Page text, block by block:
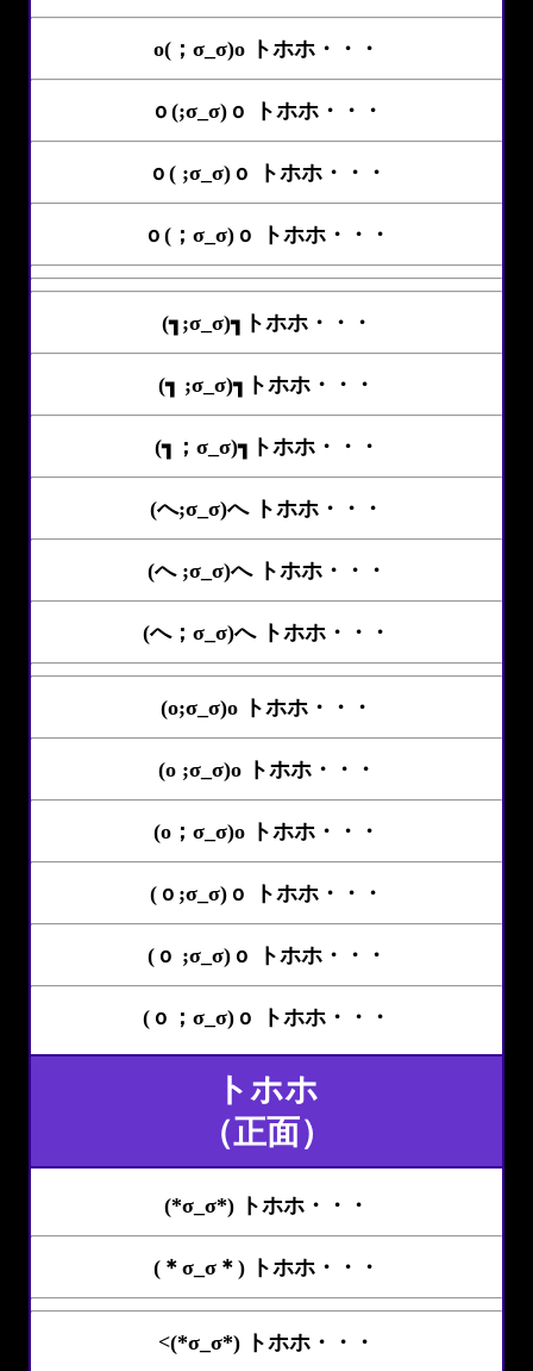
o(；σ_σ)o トホホ・・・
ｏ(;σ_σ)ｏ トホホ・・・
ｏ( ;σ_σ)ｏ トホホ・・・
ｏ(；σ_σ)ｏ トホホ・・・
(┓;σ_σ)┓トホホ・・・
(┓ ;σ_σ)┓トホホ・・・
(┓；σ_σ)┓トホホ・・・
(へ;σ_σ)へ トホホ・・・
(へ ;σ_σ)へ トホホ・・・
(へ；σ_σ)へ トホホ・・・
(o;σ_σ)o トホホ・・・
(o ;σ_σ)o トホホ・・・
(o；σ_σ)o トホホ・・・
(ｏ;σ_σ)ｏ トホホ・・・
(ｏ ;σ_σ)ｏ トホホ・・・
(ｏ；σ_σ)ｏ トホホ・・・
トホホ
（正面）
(*σ_σ*) トホホ・・・
(＊σ_σ＊) トホホ・・・
<(*σ_σ*) トホホ・・・